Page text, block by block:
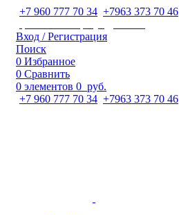
+7 960 777 70 34 +7963 373 70 46
Вход / Регистрация
Поиск
0 Избранное
0 Сравнить
0 элементов 0 руб.
+7 960 777 70 34 +7963 373 70 46